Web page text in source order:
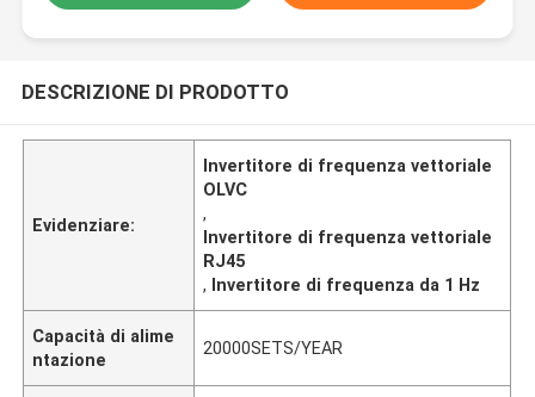
DESCRIZIONE DI PRODOTTO
Evidenziare:
Invertitore di frequenza vettoriale
OLVC
,
Invertitore di frequenza vettoriale
RJ45
, Invertitore di frequenza da 1 Hz
Capacità di alime
ntazione
20000SETS/YEAR